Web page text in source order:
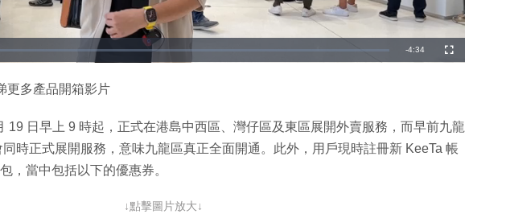
剩
間
-4:34
全
螢
更多產品開箱影片
19 日早上 9 時起，正式在港島中西區、灣仔區及東區展開外賣服務，而早前九龍
時正式展開服務，意味九龍區真正全面開通。此外，用戶現時註冊新 KeeTa 帳
，當中包括以下的優惠券。
↓點擊圖片放大↓